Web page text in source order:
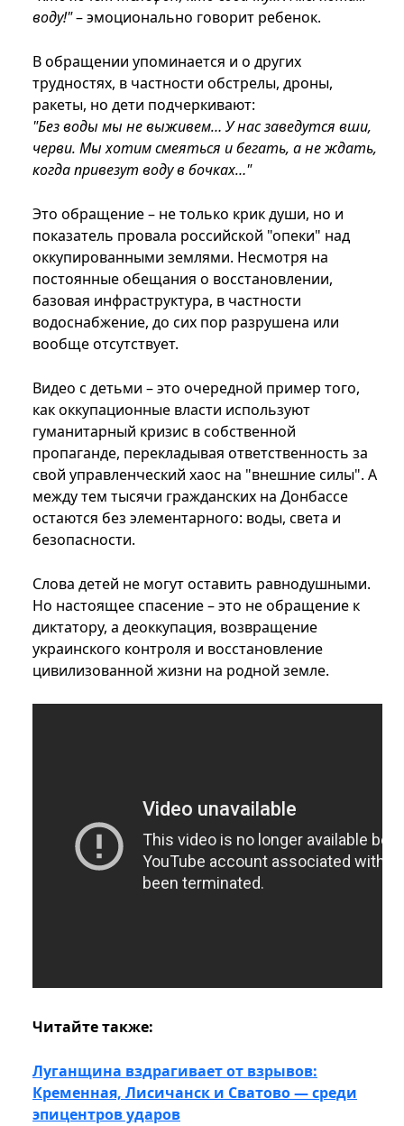
воду!"– эмоционально говорит ребенок.
В обращении упоминается и о других
трудностях, в частности обстрелы, дроны,
ракеты, но дети подчеркивают:
"Без воды мы не выживем… У нас заведутся вши,
черви. Мы хотим смеяться и бегать, а не ждать,
когда привезут воду в бочках…"
Это обращение – не только крик души, но и
показатель провала российской "опеки" над
оккупированными землями. Несмотря на
постоянные обещания о восстановлении,
базовая инфраструктура, в частности
водоснабжение, до сих пор разрушена или
вообще отсутствует.
Видео с детьми – это очередной пример того,
как оккупационные власти используют
гуманитарный кризис в собственной
пропаганде, перекладывая ответственность за
свой управленческий хаос на "внешние силы". А
между тем тысячи гражданских на Донбассе
остаются без элементарного: воды, света и
безопасности.
Слова детей не могут оставить равнодушными.
Но настоящее спасение – это не обращение к
диктатору, а деоккупация, возвращение
украинского контроля и восстановление
цивилизованной жизни на родной земле.
Читайте также:
Луганщина вздрагивает от взрывов:
Кременная, Лисичанск и Сватово — среди
эпицентров ударов